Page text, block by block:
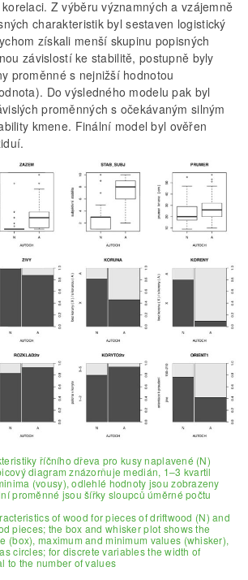
Z výběru významných a vzájemně
charakteristik byl sestaven logistický
získali menší skupinu popisných
závislostí ke stabilitě, postupně byly
proměnné s nejnižší hodnotou
Do výsledného modelu pak byl
proměnných s očekávaným silným
kmene. Finální model byl ověřen
říčního dřeva pro kusy naplavené (N)
diagram znázorňuje medián, 1–3 kvartil
(vousy), odlehlé hodnoty jsou zobrazeny
proměnné jsou šířky sloupců úměrné počtu
of wood for pieces of driftwood (N) and
pieces; the box and whisker plot shows the
(box), maximum and minimum values (whisker),
circles; for discrete variables the width of
to the number of values